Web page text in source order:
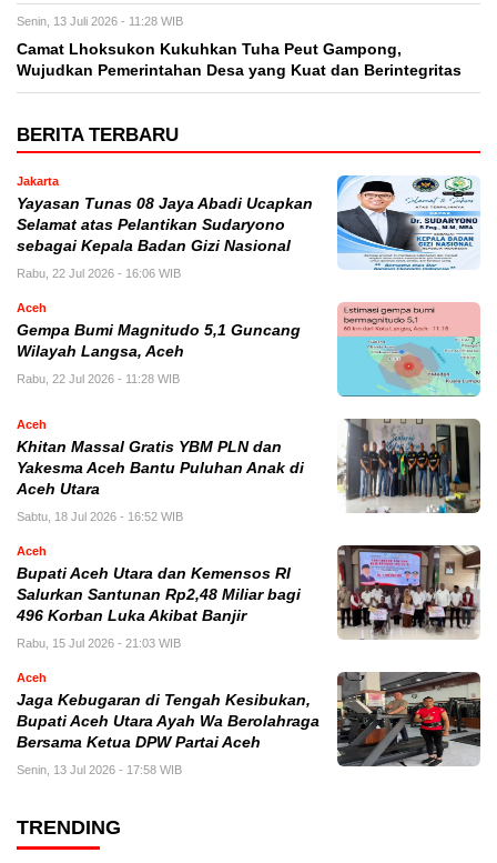
Senin, 13 Juli 2026 - 11:28 WIB
Camat Lhoksukon Kukuhkan Tuha Peut Gampong,
Wujudkan Pemerintahan Desa yang Kuat dan Berintegritas
BERITA TERBARU
Jakarta
Yayasan Tunas 08 Jaya Abadi Ucapkan
Selamat atas Pelantikan Sudaryono
sebagai Kepala Badan Gizi Nasional
Rabu, 22 Jul 2026 - 16:06 WIB
Aceh
Gempa Bumi Magnitudo 5,1 Guncang
Wilayah Langsa, Aceh
Rabu, 22 Jul 2026 - 11:28 WIB
Aceh
Khitan Massal Gratis YBM PLN dan
Yakesma Aceh Bantu Puluhan Anak di
Aceh Utara
Sabtu, 18 Jul 2026 - 16:52 WIB
Aceh
Bupati Aceh Utara dan Kemensos RI
Salurkan Santunan Rp2,48 Miliar bagi
496 Korban Luka Akibat Banjir
Rabu, 15 Jul 2026 - 21:03 WIB
Aceh
Jaga Kebugaran di Tengah Kesibukan,
Bupati Aceh Utara Ayah Wa Berolahraga
Bersama Ketua DPW Partai Aceh
Senin, 13 Jul 2026 - 17:58 WIB
TRENDING